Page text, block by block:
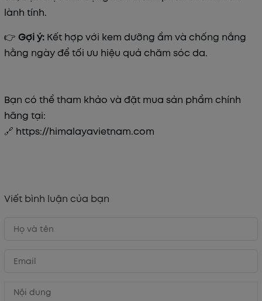
lành tính.
👉 Gợi ý: Kết hợp với kem dưỡng ẩm và chống nắng
hằng ngày để tối ưu hiệu quả chăm sóc da.
Bạn có thể tham khảo và đặt mua sản phẩm chính
hãng tại:
🔗 https://himalayavietnam.com
Viết bình luận của bạn